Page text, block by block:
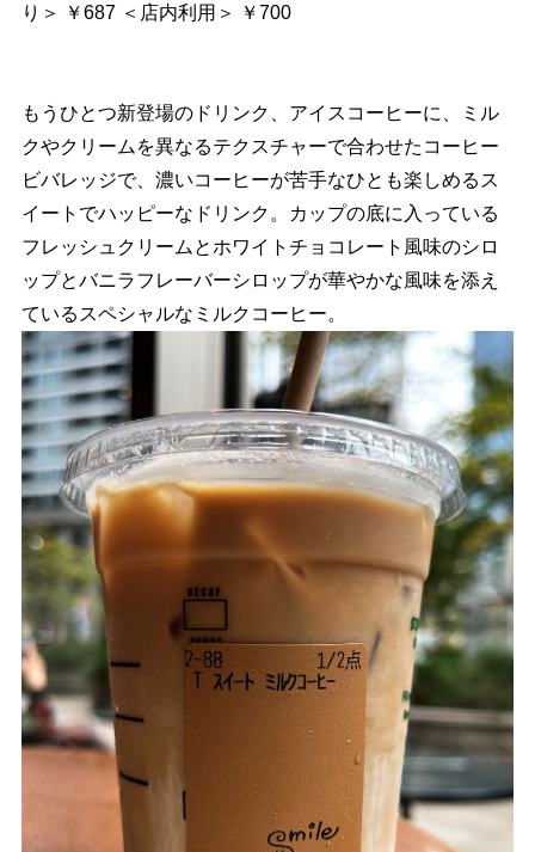
り＞ ￥687 ＜店内利用＞ ￥700
もうひとつ新登場のドリンク、アイスコーヒーに、ミル
クやクリームを異なるテクスチャーで合わせたコーヒー
ビバレッジで、濃いコーヒーが苦手なひとも楽しめるス
イートでハッピーなドリンク。カップの底に入っている
フレッシュクリームとホワイトチョコレート風味のシロ
ップとバニラフレーバーシロップが華やかな風味を添え
ているスペシャルなミルクコーヒー。